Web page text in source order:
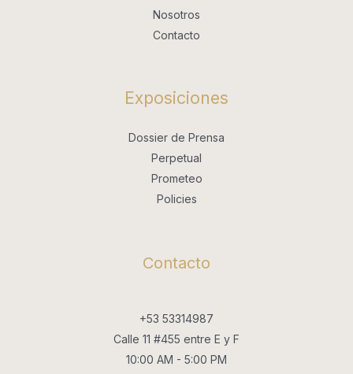
Nosotros
Contacto
Exposiciones
Dossier de Prensa
Perpetual
Prometeo
Policies
Contacto
+53 53314987
Calle 11 #455 entre E y F
10:00 AM - 5:00 PM